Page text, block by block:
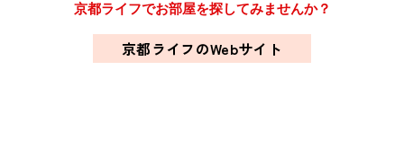
京都ライフでお部屋を探してみませんか？
京都ライフのWebサイト